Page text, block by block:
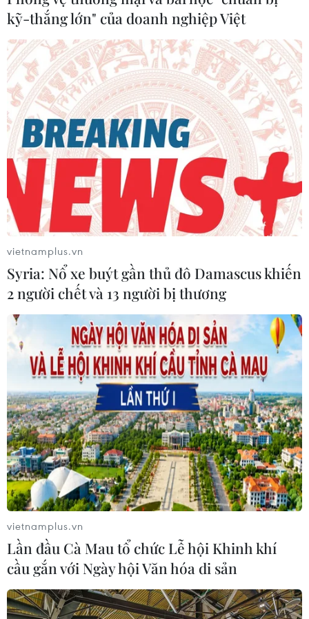
kỹ-thắng lớn" của doanh nghiệp Việt
vietnamplus.vn
Syria: Nổ xe buýt gần thủ đô Damascus khiến
2 người chết và 13 người bị thương
vietnamplus.vn
Lần đầu Cà Mau tổ chức Lễ hội Khinh khí
cầu gắn với Ngày hội Văn hóa di sản